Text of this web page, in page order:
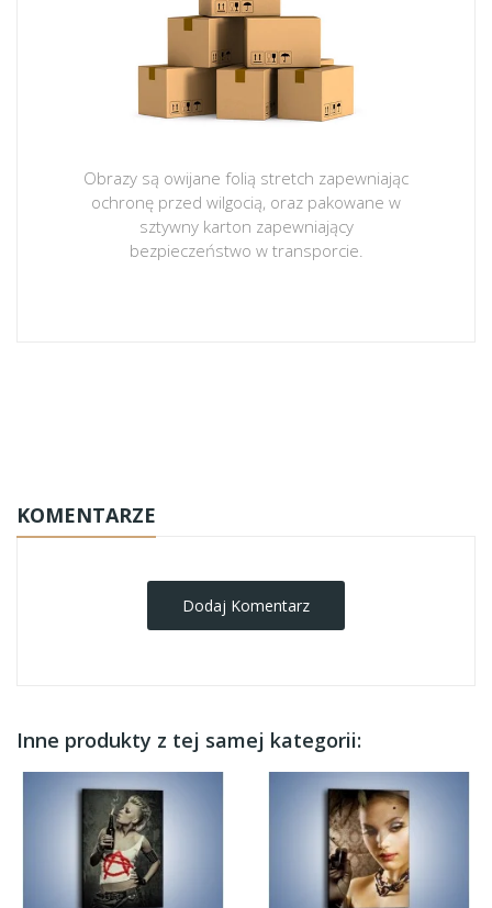
Obrazy są owijane folią stretch zapewniając
ochronę przed wilgocią, oraz pakowane w
sztywny karton zapewniający
bezpieczeństwo w transporcie.
KOMENTARZE
Dodaj Komentarz
Inne produkty z tej samej kategorii: